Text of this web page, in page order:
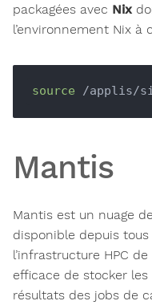
packagées avec Nix
l’environnement Nix à
source
Mantis
Mantis est un nuage
disponible depuis
l’infrastructure HPC de
efficace de stocker les
résultats des jobs de